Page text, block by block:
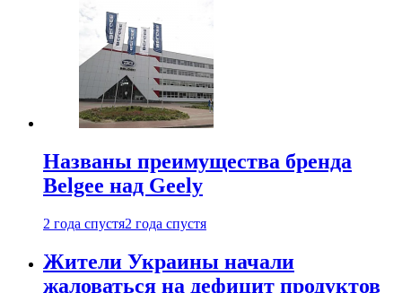
Названы преимущества бренда
Belgee над Geely
2 года спустя2 года спустя
Жители Украины начали
жаловаться на дефицит продуктов